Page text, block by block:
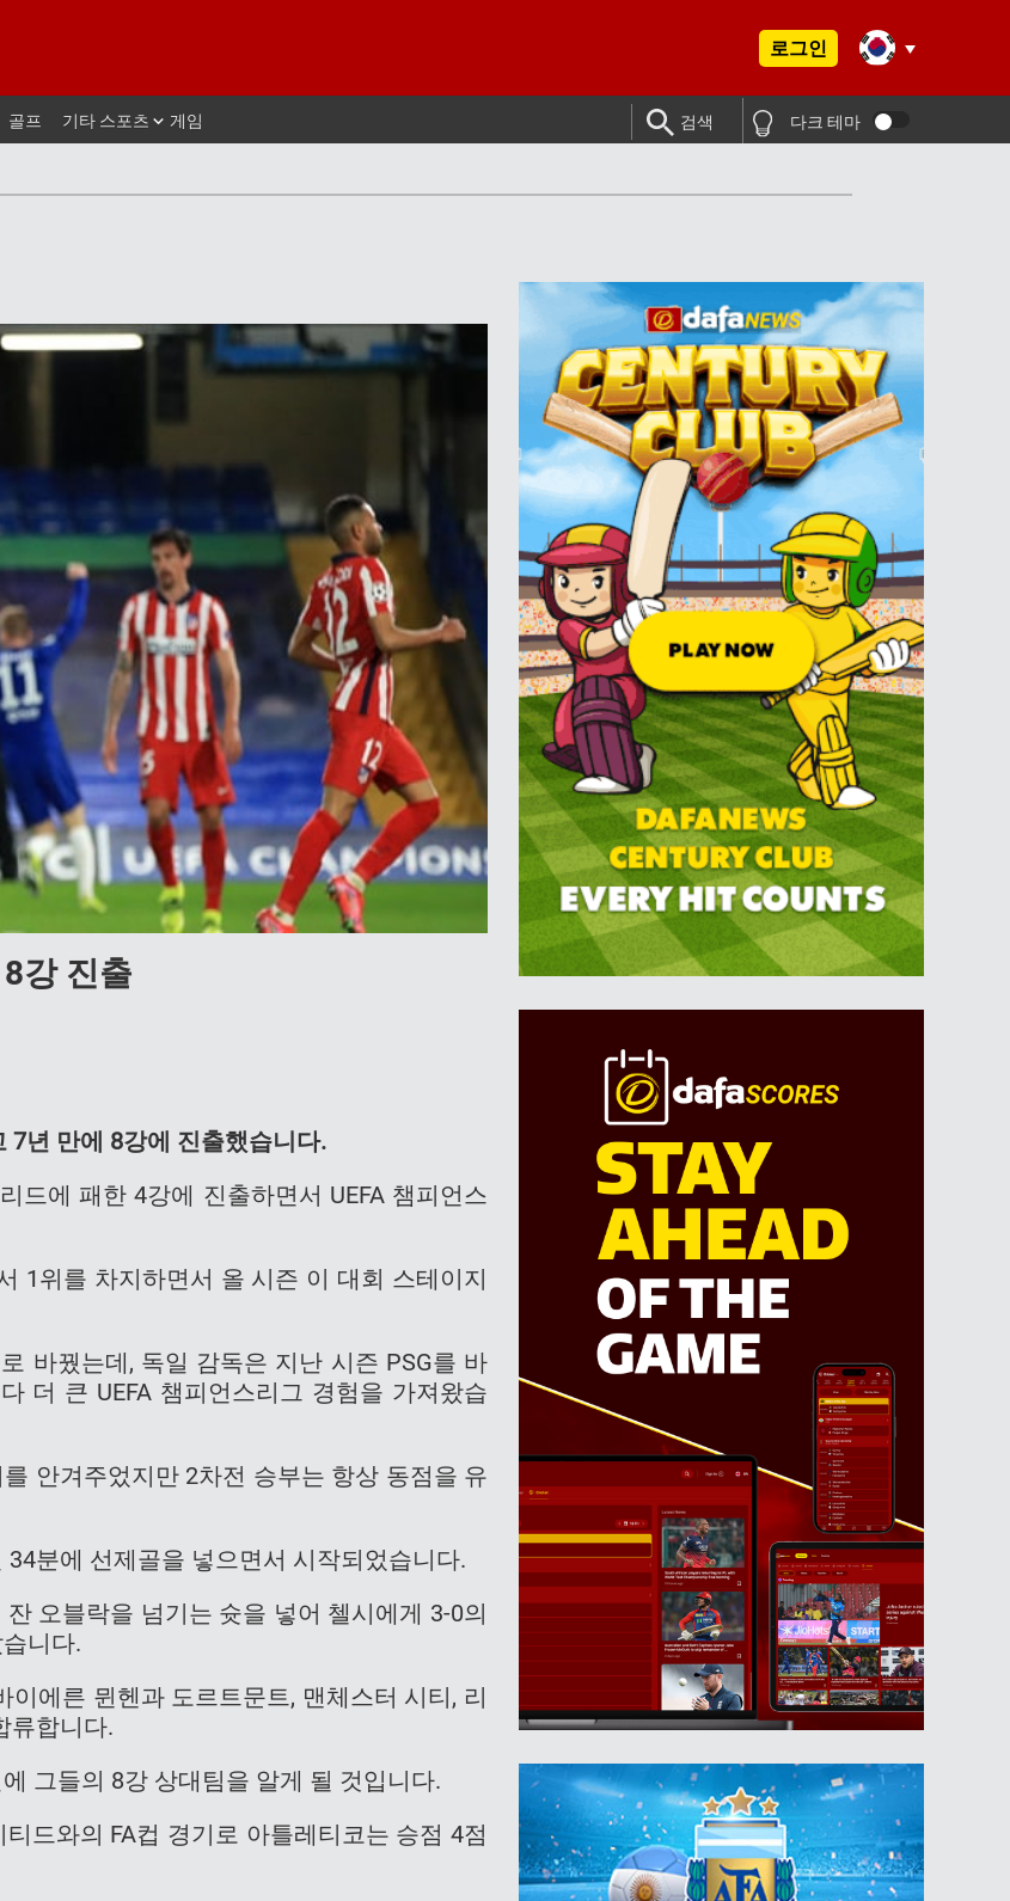
로그인
골프 기타 스포츠 게임 검색 다크 테마
강 진출
7년 만에 8강에 진출했습니다.
드에 패한 4강에 진출하면서 UEFA 챔피언스
1위를 차지하면서 올 시즌 이 대회 스테이지
바꿨는데, 독일 감독은 지난 시즌 PSG를 바
더 큰 UEFA 챔피언스리그 경험을 가져왔습
안겨주었지만 2차전 승부는 항상 동점을 유
분에 선제골을 넣으면서 시작되었습니다.
오블락을 넘기는 슛을 넣어 첼시에게 3-0의
니다.
에른 뮌헨과 도르트문트, 맨체스터 시티, 리
류합니다.
그들의 8강 상대팀을 알게 될 것입니다.
드와의 FA컵 경기로 아틀레티코는 승점 4점